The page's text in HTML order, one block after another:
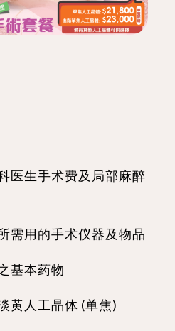
医生手术费及局部麻醉
需用的手术仪器及物品
基本药物
黄人工晶体 (单焦)